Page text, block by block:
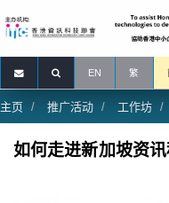
EN 繁
主页 推广活动 工作坊
如何走进新加坡资